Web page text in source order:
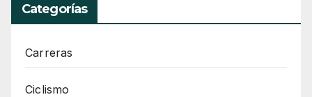
Categorías
Carreras
Ciclismo